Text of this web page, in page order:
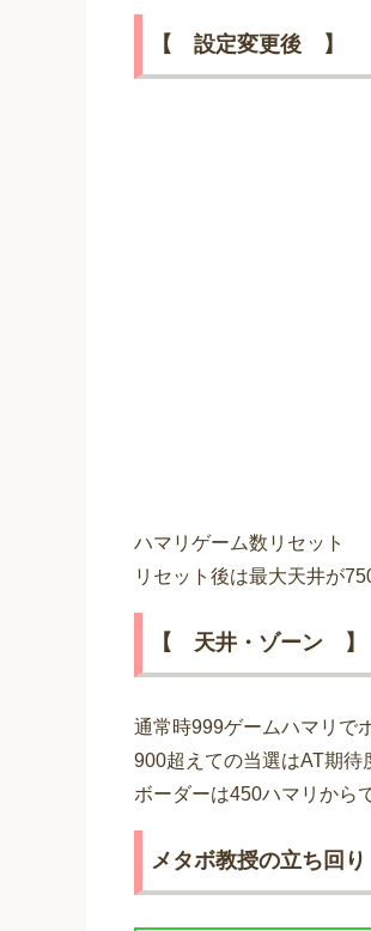
【 設定変更後 】
ハマリゲーム数リセット
リセット後は最大天井が
【 天井・ゾーン 】
通常時999ゲームハマリで
900超えての当選はAT期待
ボーダーは450ハマリから
メタボ教授の立ち回り